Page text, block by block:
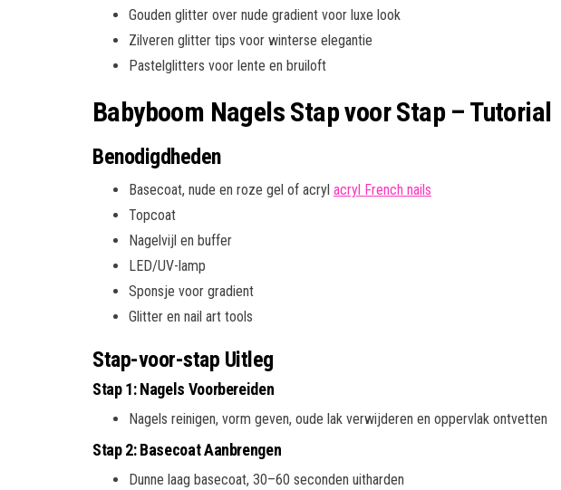
Gouden glitter over nude gradient voor luxe look
Zilveren glitter tips voor winterse elegantie
Pastelglitters voor lente en bruiloft
Babyboom Nagels Stap voor Stap – Tutorial
Benodigdheden
Basecoat, nude en roze gel of acryl acryl French nails
Topcoat
Nagelvijl en buffer
LED/UV-lamp
Sponsje voor gradient
Glitter en nail art tools
Stap-voor-stap Uitleg
Stap 1: Nagels Voorbereiden
Nagels reinigen, vorm geven, oude lak verwijderen en oppervlak ontvetten
Stap 2: Basecoat Aanbrengen
Dunne laag basecoat, 30–60 seconden uitharden